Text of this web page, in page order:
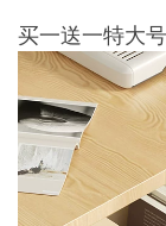
买一送一特大